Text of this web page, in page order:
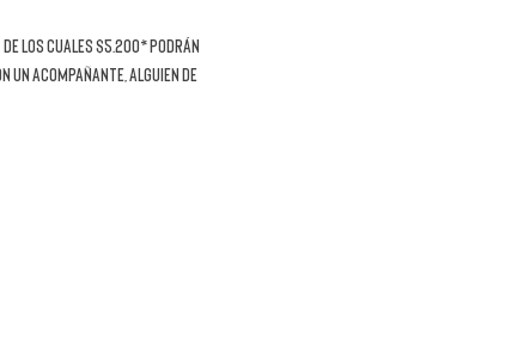
los cuales $5.200* podrán
un acompañante, alguien de